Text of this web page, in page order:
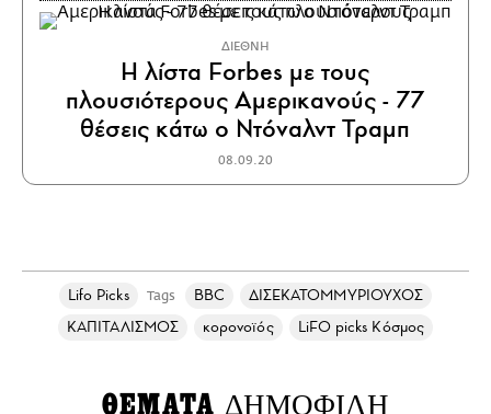
ΔΙΕΘΝΗ
Η λίστα Forbes με τους
πλουσιότερους Αμερικανούς - 77
θέσεις κάτω ο Ντόναλντ Τραμπ
08.09.20
Lifo Picks Tags BBC
ΔΙΣΕΚΑΤΟΜΜΥΡΙΟΥΧΟΣ
ΚΑΠΙΤΑΛΙΣΜΟΣ
κορονοϊός LiFO picks Κόσμος
ΘΕΜΑΤΑ ΔΗΜΟΦΙΛΗ